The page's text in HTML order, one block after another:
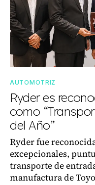
AUTOMOTRIZ
Ryder es
como
del Año”
Ryder fue
excepcionales,
transporte de
manufactura de